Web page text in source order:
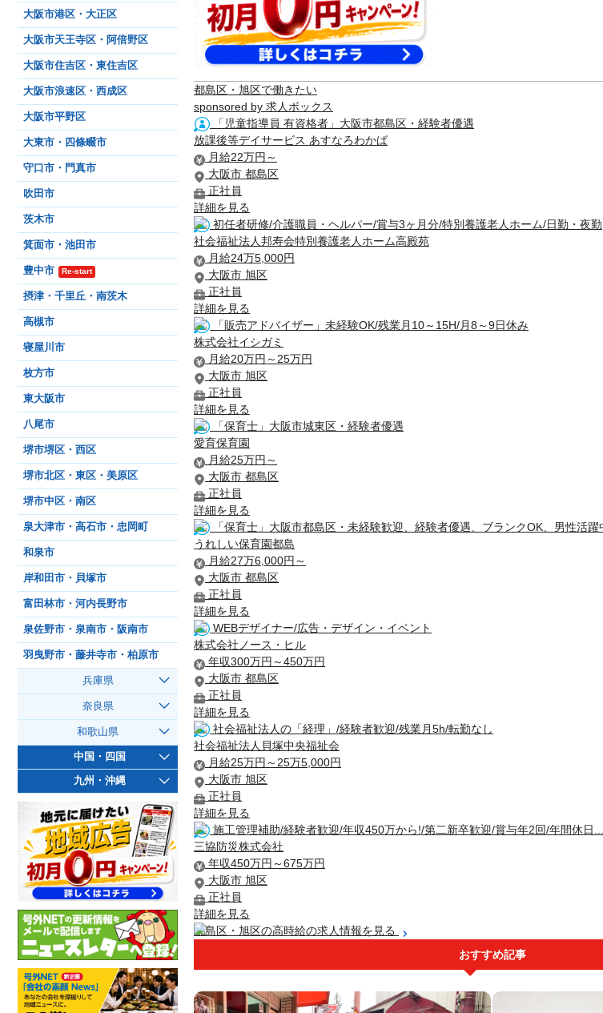
都島区・旭区で働きたい
sponsored by 求人ボックス
「児童指導員 有資格者」大阪市都島区・経験者優遇
放課後等デイサービス あすなろわかば
月給22万円～
大阪市 都島区
正社員
詳細を見る
初任者研修/介護職員・ヘルパー/賞与3ヶ月分/特別養護老人ホーム/日勤・夜勤
社会福祉法人邦寿会特別養護老人ホーム高殿苑
月給24万5,000円
大阪市 旭区
正社員
詳細を見る
「販売アドバイザー」未経験OK/残業月10～15H/月8～9日休み
株式会社イシガミ
月給20万円～25万円
大阪市 旭区
正社員
詳細を見る
「保育士」大阪市城東区・経験者優遇
愛育保育園
月給25万円～
大阪市 都島区
正社員
詳細を見る
「保育士」大阪市都島区・未経験歓迎、経験者優遇、ブランクOK、男性活躍
うれしい保育園都島
月給27万6,000円～
大阪市 都島区
正社員
詳細を見る
WEBデザイナー/広告・デザイン・イベント
株式会社ノース・ヒル
年収300万円～450万円
大阪市 都島区
正社員
詳細を見る
社会福祉法人の「経理」/経験者歓迎/残業月5h/転勤なし
社会福祉法人貝塚中央福祉会
月給25万円～25万5,000円
大阪市 旭区
正社員
詳細を見る
施工管理補助/経験者歓迎/年収450万から!/第二新卒歓迎/賞与年2回/年間休日...
三協防災株式会社
年収450万円～675万円
大阪市 旭区
正社員
詳細を見る
都島区・旭区の高時給の求人情報を見る
おすすめ記事
大阪市港区・大正区
大阪市天王寺区・阿倍野区
大阪市住吉区・東住吉区
大阪市浪速区・西成区
大阪市平野区
大東市・四條畷市
守口市・門真市
吹田市
茨木市
箕面市・池田市
豊中市 Re-start
摂津・千里丘・南茨木
高槻市
寝屋川市
枚方市
東大阪市
八尾市
堺市堺区・西区
堺市北区・東区・美原区
堺市中区・南区
泉大津市・高石市・忠岡町
和泉市
岸和田市・貝塚市
富田林市・河内長野市
泉佐野市・泉南市・阪南市
羽曳野市・藤井寺市・柏原市
兵庫県
奈良県
和歌山県
中国・四国
九州・沖縄